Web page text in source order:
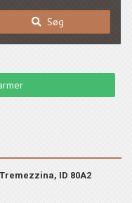
Søg
ID 80A2